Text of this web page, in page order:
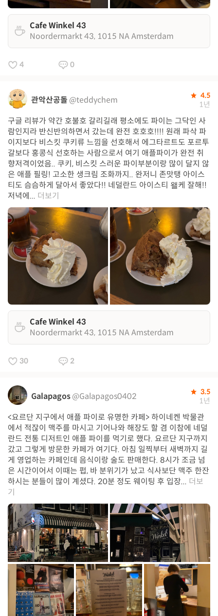
Cafe Winkel 43
Noordermarkt 43, 1015 NA Amsterdam
4 0
관악산공돌 @teddychem 4.5
1년
구글 리뷰가 약간 호불호 갈리길래 평소에도 파이는 그닥인 사
람인지라 반신반의하면서 갔는데 완전 호호호!!!! 원래 파삭 파
이지보다 비스킷 쿠키류 느낌을 선호해서 에그타르트도 포르투
갈보다 홍콩식 선호하는 사람으로서 여기 애플파이가 완전 취
향저격이었음.. 쿠키, 비스킷 스러운 파이부분이랑 많이 달지 않
은 애플 필링! 고소한 생크림 조화까지.. 완저니 존맛탱 아이스
티도 슴슴하게 달아서 좋았다!! 네덜란드 아이스티 왤케 잘해!!
저녁에... 더보기
Cafe Winkel 43
Noordermarkt 43, 1015 NA Amsterdam
30 2
Galapagos@Galapagos0402 3.5
1년
<요르단 지구에서 애플 파이로 유명한 카페> 하이네켄 박물관
에서 적잖이 맥주를 마시고 기어나와 해장도 할 겸 이참에 네덜
란드 전통 디저트인 애플 파이를 먹기로 했다. 요르단 지구까지
갔고 그렇게 방문한 카페가 여기다. 아침 일찍부터 새벽까지 길
게 영업하는 카페인데 음식이랑 술도 판매한다. 8시가 조금 넘
은 시간이어서 이때는 펍, 바 분위기가 났고 식사보단 맥주 한잔
하시는 분들이 많이 계셨다. 20분 정도 웨이팅 후 입장... 더보
기